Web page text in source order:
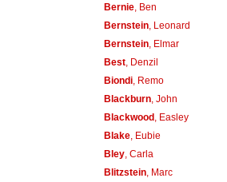
Bernie, Ben
Bernstein, Leonard
Bernstein, Elmar
Best, Denzil
Biondi, Remo
Blackburn, John
Blackwood, Easley
Blake, Eubie
Bley, Carla
Blitzstein, Marc